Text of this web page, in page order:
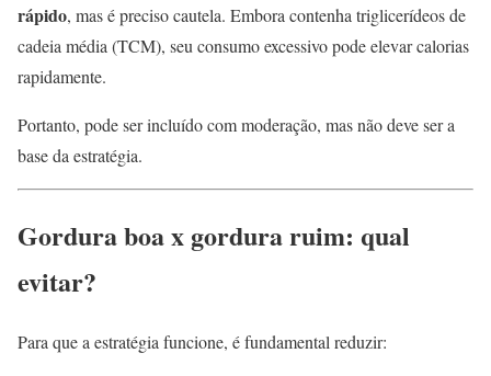
rápido, mas é preciso cautela. Embora contenha triglicerídeos de
cadeia média (TCM), seu consumo excessivo pode elevar calorias
rapidamente.
Portanto, pode ser incluído com moderação, mas não deve ser a
base da estratégia.
Gordura boa x gordura ruim: qual
evitar?
Para que a estratégia funcione, é fundamental reduzir: